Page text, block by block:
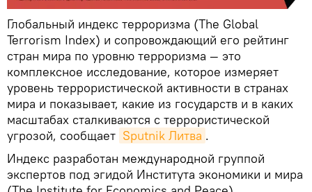
Глобальный индекс терроризма (The Global
Terrorism Index) и сопровождающий его рейтинг
стран мира по уровню терроризма — это
комплексное исследование, которое измеряет
уровень террористической активности в странах
мира и показывает, какие из государств и в каких
масштабах сталкиваются с террористической
угрозой, сообщает Sputnik Литва .
Индекс разработан международной группой
экспертов под эгидой Института экономики и мира